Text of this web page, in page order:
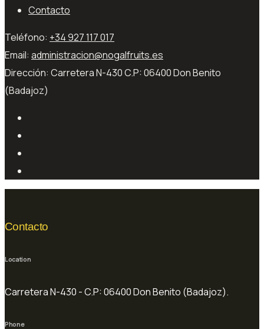
Contacto
Teléfono: +34 927 117 017
Email: administracion@nogalfruits.es
Dirección: Carretera N-430 C.P: 06400 Don Benito
(Badajoz)
Contacto
Location
Carretera N-430 - C.P: 06400 Don Benito (Badajoz).
Phone